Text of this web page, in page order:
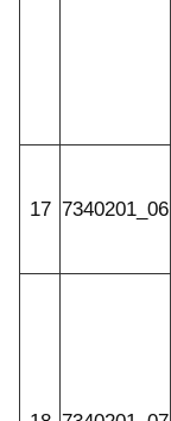
17 7340201_06